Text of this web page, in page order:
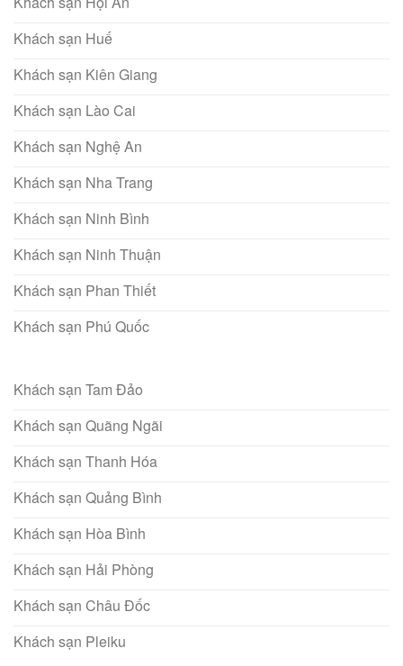
Khách sạn Huế
Khách sạn Kiên Giang
Khách sạn Lào Cai
Khách sạn Nghệ An
Khách sạn Nha Trang
Khách sạn Ninh Bình
Khách sạn Ninh Thuận
Khách sạn Phan Thiết
Khách sạn Phú Quốc
Khách sạn Tam Đảo
Khách sạn Quãng Ngãi
Khách sạn Thanh Hóa
Khách sạn Quảng Bình
Khách sạn Hòa Bình
Khách sạn Hải Phòng
Khách sạn Châu Đốc
Khách sạn Pleiku